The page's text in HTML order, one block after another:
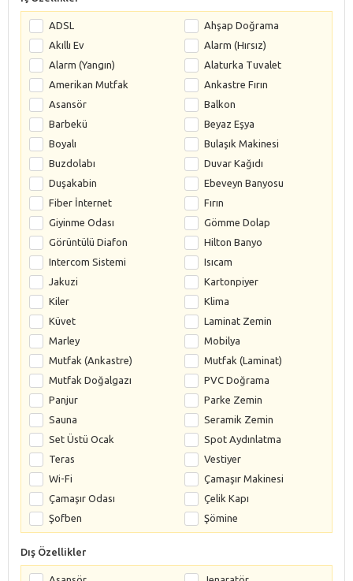
ADSL
Ahşap Doğrama
Akıllı Ev
Alarm (Hırsız)
Alarm (Yangın)
Alaturka Tuvalet
Amerikan Mutfak
Ankastre Fırın
Asansör
Balkon
Barbekü
Beyaz Eşya
Boyalı
Bulaşık Makinesi
Buzdolabı
Duvar Kağıdı
Duşakabin
Ebeveyn Banyosu
Fiber İnternet
Fırın
Giyinme Odası
Gömme Dolap
Görüntülü Diafon
Hilton Banyo
Intercom Sistemi
Isıcam
Jakuzi
Kartonpiyer
Kiler
Klima
Küvet
Laminat Zemin
Marley
Mobilya
Mutfak (Ankastre)
Mutfak (Laminat)
Mutfak Doğalgazı
PVC Doğrama
Panjur
Parke Zemin
Sauna
Seramik Zemin
Set Üstü Ocak
Spot Aydınlatma
Teras
Vestiyer
Wi-Fi
Çamaşır Makinesi
Çamaşır Odası
Çelik Kapı
Şofben
Şömine
Dış Özellikler